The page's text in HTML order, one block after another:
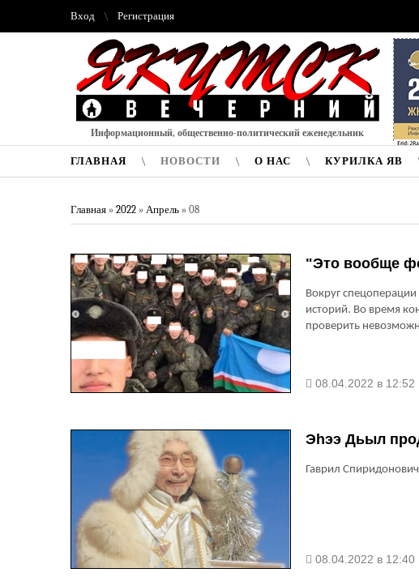
Вход Регистрация
Информационный, общественно-политический еженедельник
ГЛАВНАЯ НОВОСТИ О НАС КУРИЛКА ЯВ
Главная » 2022 » Апрель » 08
"Это вообще
Вокруг
историй. Во время
проверить
08.04.2022 в 12:52
Эhээ Дьыл
Гаврил
08.04.2022 в 12:40